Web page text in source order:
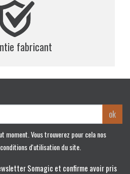
fabricant
ok
moment. Vous trouverez pour cela nos
d'utilisation du site.
Somagic et confirme avoir pris